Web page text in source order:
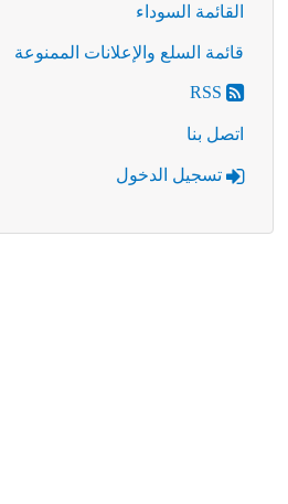
القائمة السوداء
قائمة السلع والإعلانات الممنوعة
RSS
اتصل بنا
تسجيل الدخول